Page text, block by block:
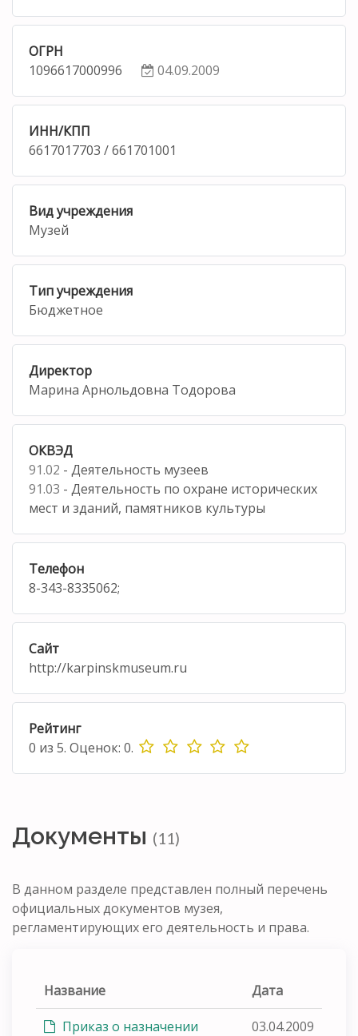
ОГРН
1096617000996
04.09.2009
ИНН/КПП
6617017703 / 661701001
Вид учреждения
Музей
Тип учреждения
Бюджетное
Директор
Марина Арнольдовна Тодорова
ОКВЭД
91.02 - Деятельность музеев
91.03 - Деятельность по охране исторических
мест и зданий, памятников культуры
Телефон
8-343-8335062;
Сайт
http://karpinskmuseum.ru
Рейтинг
0 из 5. Оценок: 0.
Документы (11)
В данном разделе представлен полный перечень
официальных документов музея,
регламентирующих его деятельность и права.
Название Дата
Приказ о назначении 03.04.2009